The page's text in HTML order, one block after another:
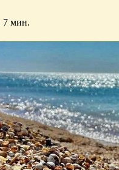
7 мин.